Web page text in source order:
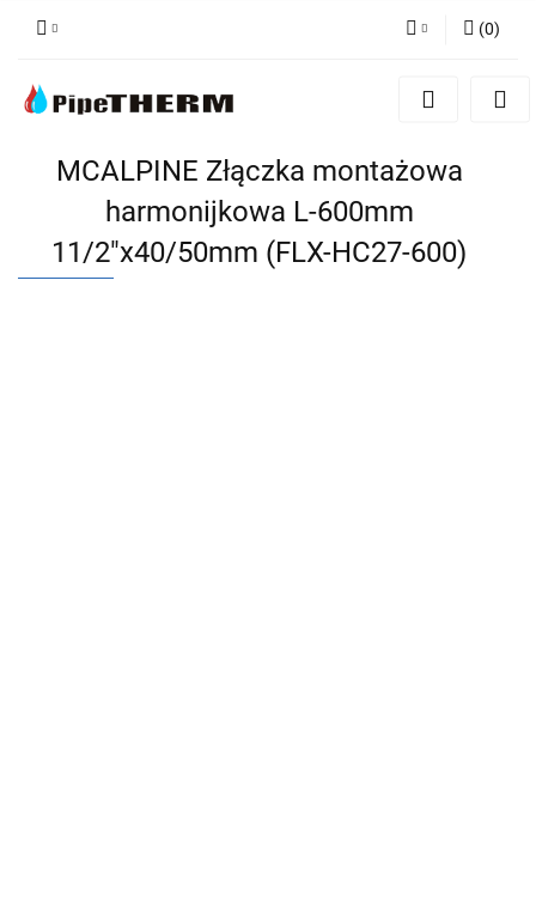
Zaloguj się
Dodaj zgłoszenie
(0)
MCALPINE Złączka montażowa
harmonijkowa L-600mm
11/2"x40/50mm (FLX-HC27-600)